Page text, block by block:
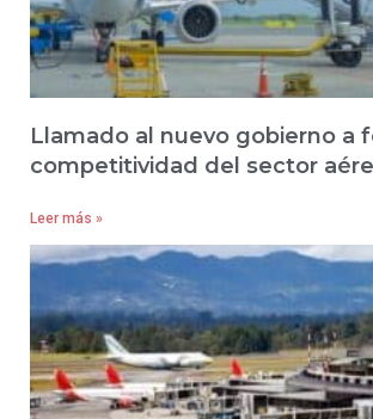
Llamado al nuevo gobierno a
competitividad del sector
Leer más »